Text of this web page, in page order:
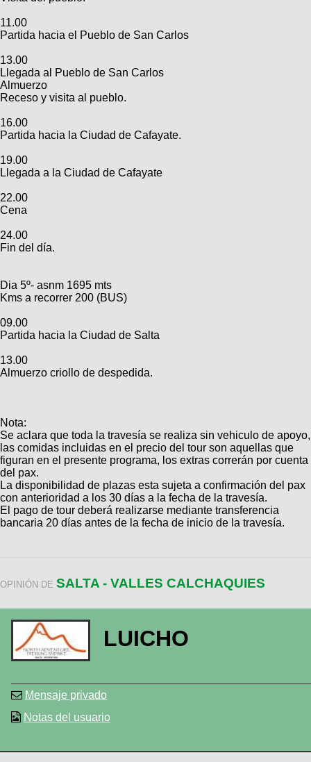
11.00
Partida hacia el Pueblo de San Carlos
13.00
Llegada al Pueblo de San Carlos
Almuerzo
Receso y visita al pueblo.
16.00
Partida hacia la Ciudad de Cafayate.
19.00
Llegada a la Ciudad de Cafayate
22.00
Cena
24.00
Fin del día.
Dia 5º- asnm 1695 mts
Kms a recorrer 200 (BUS)
09.00
Partida hacia la Ciudad de Salta
13.00
Almuerzo criollo de despedida.
Nota:
Se aclara que toda la travesía se realiza sin vehiculo de apoyo,
las comidas incluidas en el precio del tour son aquellas que
figuran en el presente programa, los extras correrán por cuenta
del pax.
La disponibilidad de plazas esta sujeta a confirmación del pax
con anterioridad a los 30 días a la fecha de la travesía.
El pago de tour deberá realizarse mediante transferencia
bancaria 20 días antes de la fecha de inicio de la travesía.
OPINIÓN DE SALTA - VALLES CALCHAQUIES
LUICHO
Mensaje privado
Notas del usuario